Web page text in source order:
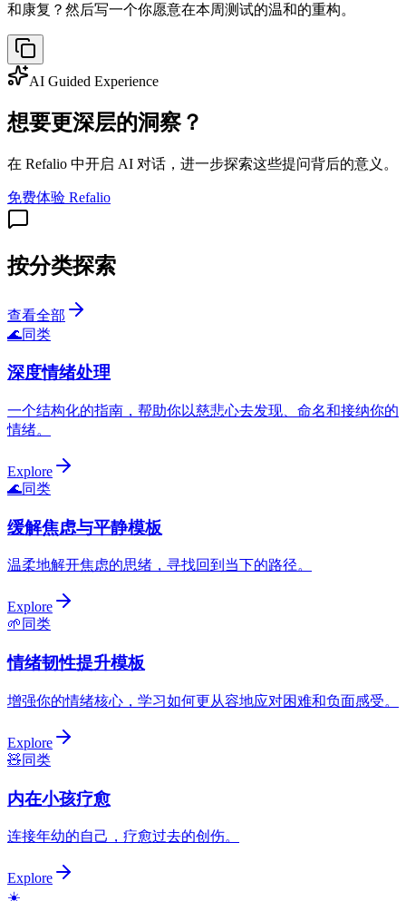
和康复？然后写一个你愿意在本周测试的温和的重构。
AI Guided Experience
想要更深层的洞察？
在 Refalio 中开启 AI 对话，进一步探索这些提问背后的意义。
免费体验 Refalio
按分类探索
查看全部
🌊同类
深度情绪处理
一个结构化的指南，帮助你以慈悲心去发现、命名和接纳你的
情绪。
Explore
🌊同类
缓解焦虑与平静模板
温柔地解开焦虑的思绪，寻找回到当下的路径。
Explore
🌱 同类
情绪韧性提升模板
增强你的情绪核心，学习如何更从容地应对困难和负面感受。
Explore
🧸同类
内在小孩疗愈
连接年幼的自己，疗愈过去的创伤。
Explore
☀️